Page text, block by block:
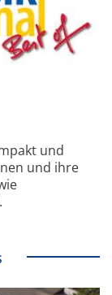
und
und ihre